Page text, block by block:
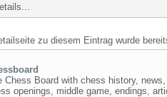
zu diesem Eintrag wurde
Chess Board with chess history,
openings, middle game, endings,